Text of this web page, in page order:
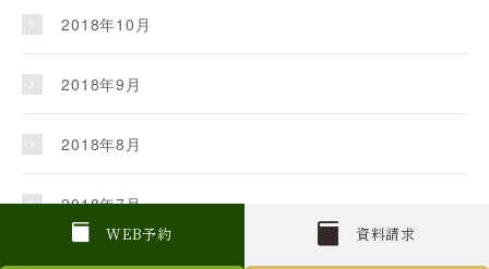
W EB予約 資料請求
2018年10月
2018年9月
2018年8月
2018年7月
2018年6月